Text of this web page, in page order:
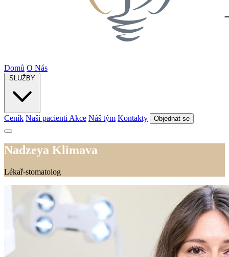
Domů O Nás
SLUŽBY
Ceník Naši pacienti Akce Náš tým Kontakty Objednat se
Nadzeya Klimava
Lékař-stomatolog